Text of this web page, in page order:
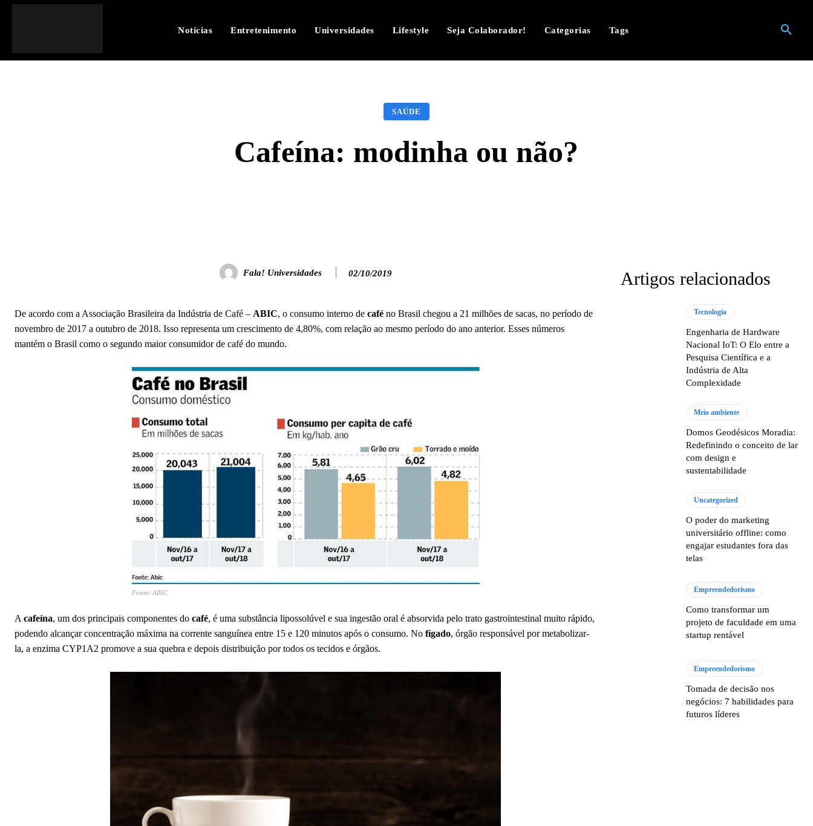
Notícias Entretenimento Universidades Lifestyle Seja Colaborador! Categorias Tags
SAÚDE
Cafeína: modinha ou não?
Fala! Universidades 02/10/2019
De acordo com a Associação Brasileira da Indústria de Café – ABIC, o consumo interno de café no Brasil chegou a 21 milhões de sacas, no período de
novembro de 2017 a outubro de 2018. Isso representa um crescimento de 4,80%, com relação ao mesmo período do ano anterior. Esses números
mantém o Brasil como o segundo maior consumidor de café do mundo.
Fonte: ABIC
A cafeína, um dos principais componentes do café, é uma substância lipossolúvel e sua ingestão oral é absorvida pelo trato gastrointestinal muito rápido,
podendo alcançar concentração máxima na corrente sanguínea entre 15 e 120 minutos após o consumo. No fígado, órgão responsável por metabolizar-
la, a enzima CYP1A2 promove a sua quebra e depois distribuição por todos os tecidos e órgãos.
Artigos relacionados
Tecnologia
Engenharia de Hardware
Nacional IoT: O Elo entre a
Pesquisa Científica e a
Indústria de Alta
Complexidade
Meio ambiente
Domos Geodésicos Moradia:
Redefinindo o conceito de lar
com design e
sustentabilidade
Uncategorized
O poder do marketing
universitário offline: como
engajar estudantes fora das
telas
Empreendedorismo
Como transformar um
projeto de faculdade em uma
startup rentável
Empreendedorismo
Tomada de decisão nos
negócios: 7 habilidades para
futuros líderes